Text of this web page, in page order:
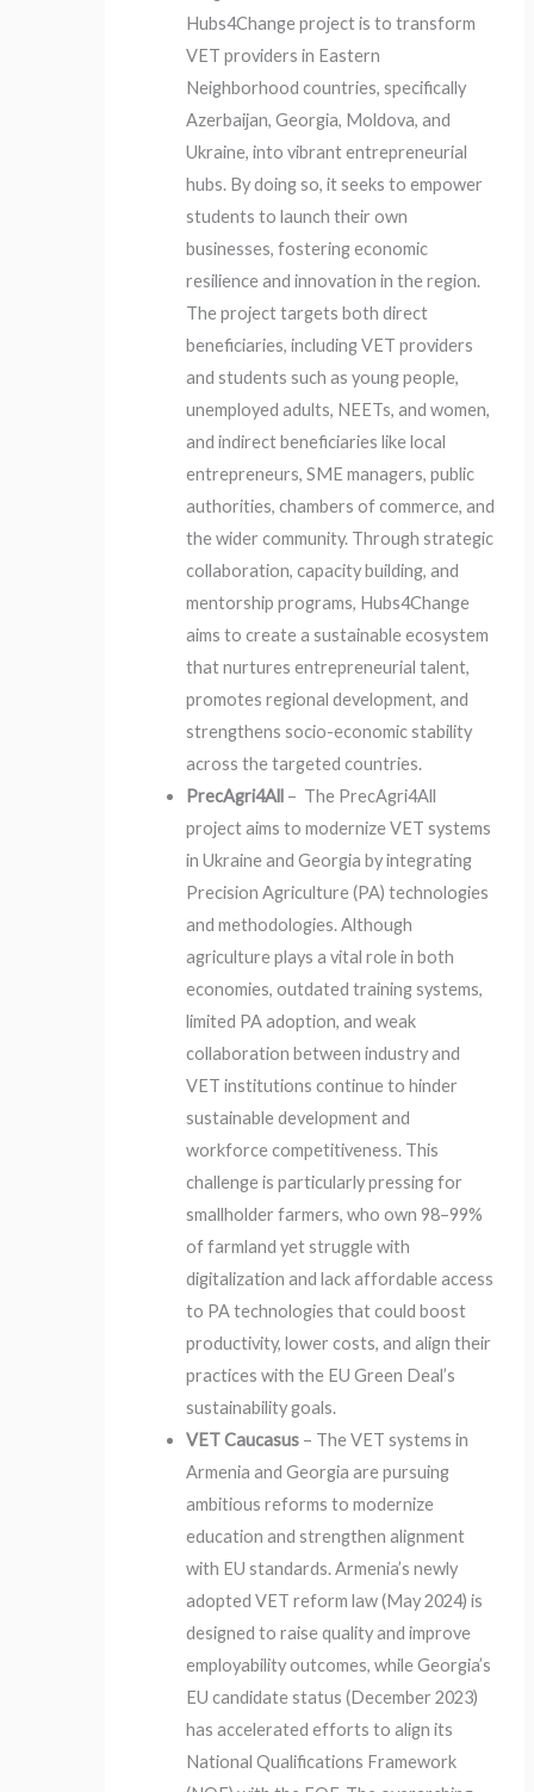
Hubs4Change project is to transform
VET providers in Eastern
Neighborhood countries, specifically
Azerbaijan, Georgia, Moldova, and
Ukraine, into vibrant entrepreneurial
hubs. By doing so, it seeks to empower
students to launch their own
businesses, fostering economic
resilience and innovation in the region.
The project targets both direct
beneficiaries, including VET providers
and students such as young people,
unemployed adults, NEETs, and women,
and indirect beneficiaries like local
entrepreneurs, SME managers, public
authorities, chambers of commerce, and
the wider community. Through strategic
collaboration, capacity building, and
mentorship programs, Hubs4Change
aims to create a sustainable ecosystem
that nurtures entrepreneurial talent,
promotes regional development, and
strengthens socio-economic stability
across the targeted countries.
PrecAgri4All – The PrecAgri4All
project aims to modernize VET systems
in Ukraine and Georgia by integrating
Precision Agriculture (PA) technologies
and methodologies. Although
agriculture plays a vital role in both
economies, outdated training systems,
limited PA adoption, and weak
collaboration between industry and
VET institutions continue to hinder
sustainable development and
workforce competitiveness. This
challenge is particularly pressing for
smallholder farmers, who own 98–99%
of farmland yet struggle with
digitalization and lack affordable access
to PA technologies that could boost
productivity, lower costs, and align their
practices with the EU Green Deal’s
sustainability goals.
VET Caucasus – The VET systems in
Armenia and Georgia are pursuing
ambitious reforms to modernize
education and strengthen alignment
with EU standards. Armenia’s newly
adopted VET reform law (May 2024) is
designed to raise quality and improve
employability outcomes, while Georgia’s
EU candidate status (December 2023)
has accelerated efforts to align its
National Qualifications Framework